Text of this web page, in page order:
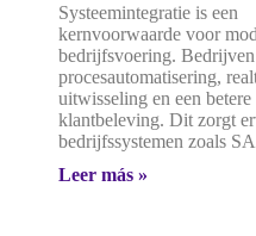
Systeemintegratie is een
kernvoorwaarde voor
bedrijfsvoering. Bedrijven
procesautomatisering,
uitwisseling en een betere
klantbeleving. Dit zorgt
bedrijfssystemen zoals
Leer más »